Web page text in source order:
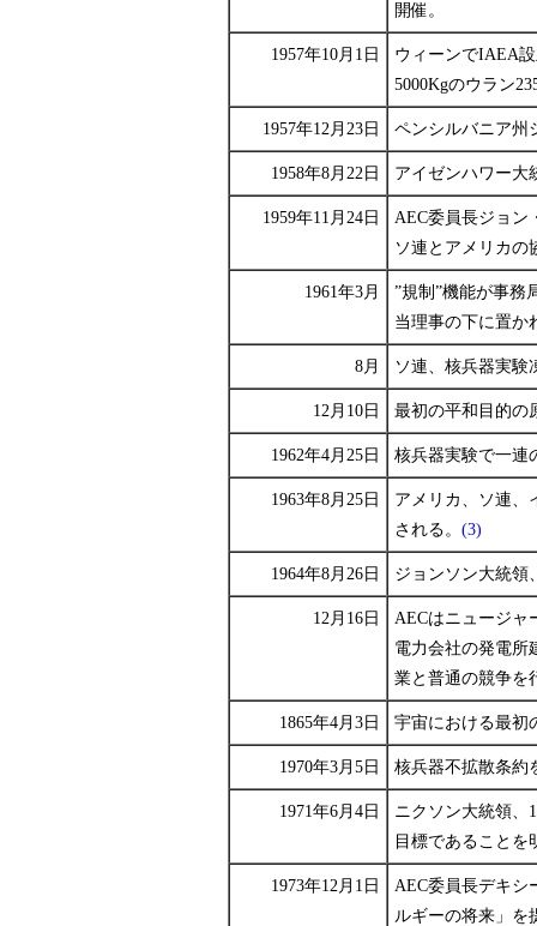
開催。
1957年10月1日
ウィーンでIAEA
5000Kgのウラン
1957年12月23日 ペンシルバニア州
1958年8月22日 アイゼンハワー大
1959年11月24日
AEC委員長ジョン
ソ連とアメリカの
1961年3月
”規制”機能が事務
当理事の下に置か
8月 ソ連、核兵器実験
12月10日 最初の平和目的の
1962年4月25日 核兵器実験で一連
1963年8月25日
アメリカ、ソ連、
される。 (3)
1964年8月26日 ジョンソン大統領
12月16日
AECはニュージャ
電力会社の発電所
業と普通の競争を
1865年4月3日 宇宙における最初
1970年3月5日 核兵器不拡散条約
1971年6月4日
ニクソン大統領、
目標であることを
1973年12月1日
AEC委員長デキシ
ルギーの将来」を